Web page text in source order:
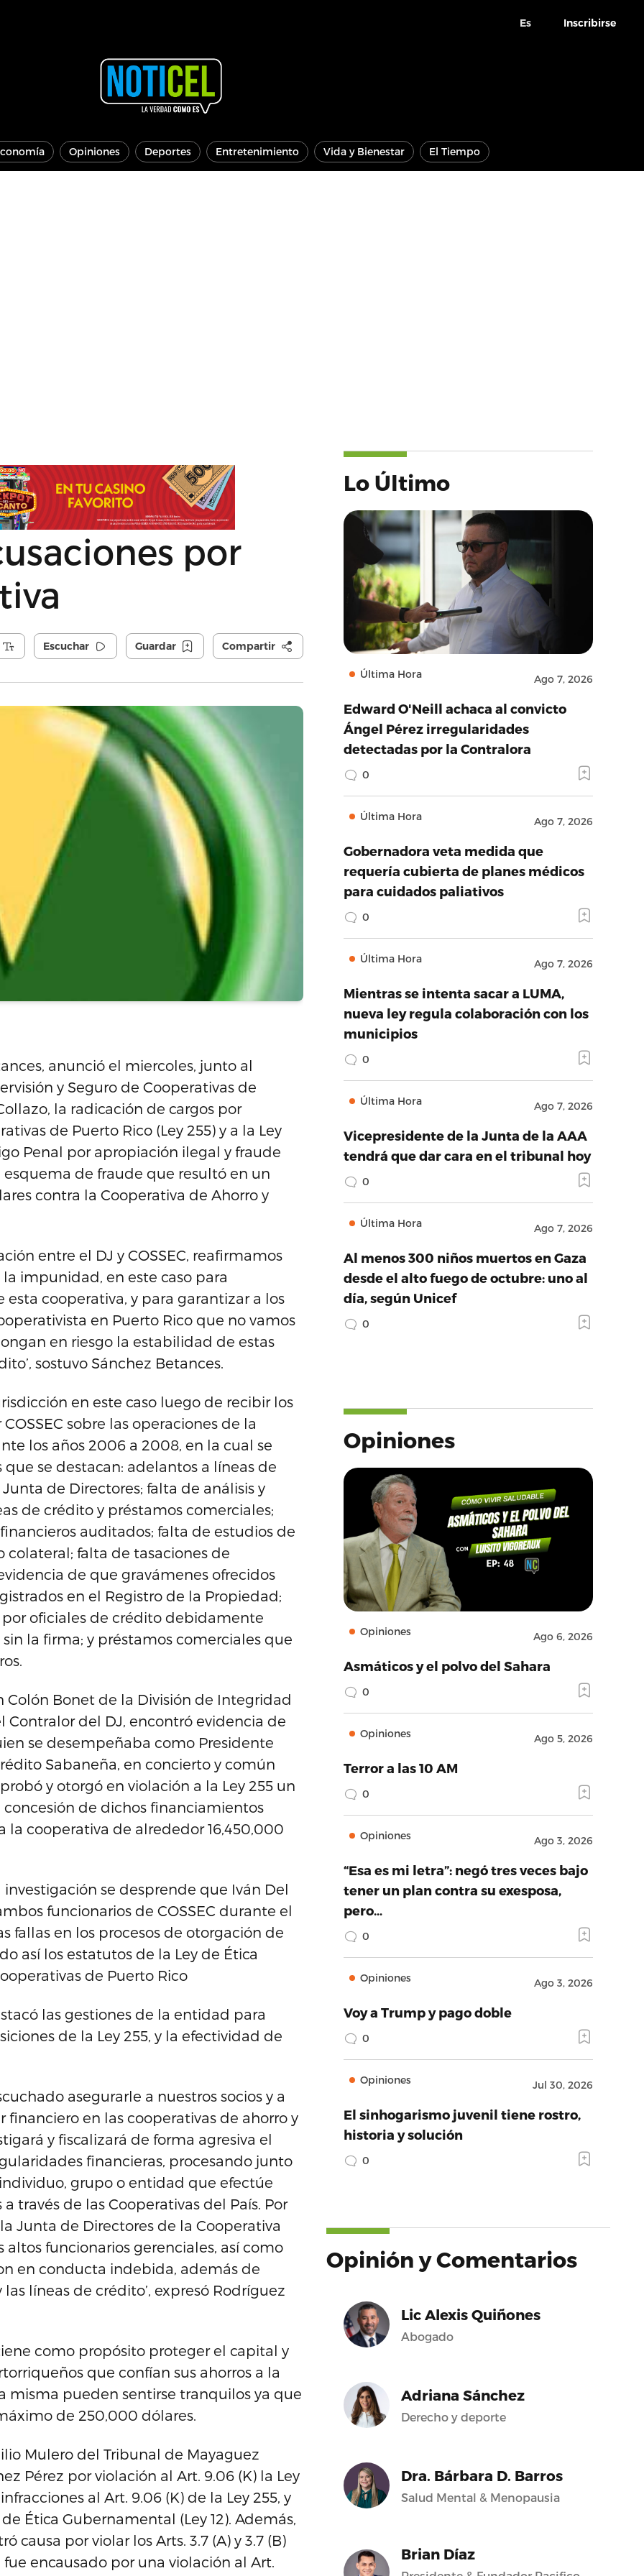
Es Inscribirse
Opiniones Deportes Entretenimiento Vida y Bienestar El Tiempo
por
Escuchar Guardar Compartir
anunció el miercoles, junto al
y Seguro de Cooperativas de
la radicación de cargos por
de Puerto Rico (Ley 255) y a la Ley
Penal por apropiación ilegal y fraude
de fraude que resultó en un
contra la Cooperativa de Ahorro y
entre el DJ y COSSEC, reafirmamos
impunidad, en este caso para
esta cooperativa, y para garantizar a los
en Puerto Rico que no vamos
en riesgo la estabilidad de estas
sostuvo Sánchez Betances.
en este caso luego de recibir los
sobre las operaciones de la
los años 2006 a 2008, en la cual se
se destacan: adelantos a líneas de
de Directores; falta de análisis y
de crédito y préstamos comerciales;
auditados; falta de estudios de
falta de tasaciones de
de que gravámenes ofrecidos
en el Registro de la Propiedad;
oficiales de crédito debidamente
la firma; y préstamos comerciales que
Colón Bonet de la División de Integridad
Contralor del DJ, encontró evidencia de
se desempeñaba como Presidente
Sabaneña, en concierto y común
y otorgó en violación a la Ley 255 un
concesión de dichos financiamientos
cooperativa de alrededor 16,450,000
se desprende que Iván Del
funcionarios de COSSEC durante el
en los procesos de otorgación de
así los estatutos de la Ley de Ética
de Puerto Rico
las gestiones de la entidad para
de la Ley 255, y la efectividad de
asegurarle a nuestros socios y a
en las cooperativas de ahorro y
y fiscalizará de forma agresiva el
financieras, procesando junto
grupo o entidad que efectúe
través de las Cooperativas del País. Por
Junta de Directores de la Cooperativa
funcionarios gerenciales, así como
en conducta indebida, además de
líneas de crédito’, expresó Rodríguez
como propósito proteger el capital y
que confían sus ahorros a la
misma pueden sentirse tranquilos ya que
de 250,000 dólares.
Mulero del Tribunal de Mayaguez
Pérez por violación al Art. 9.06 (K) la Ley
al Art. 9.06 (K) de la Ley 255, y
Ética Gubernamental (Ley 12). Además,
por violar los Arts. 3.7 (A) y 3.7 (B)
encausado por una violación al Art.
Lo Último
Última Hora Ago 7, 2026
Edward O'Neill achaca al convicto
Ángel Pérez irregularidades
detectadas por la Contralora
0
Última Hora Ago 7, 2026
Gobernadora veta medida que
requería cubierta de planes médicos
para cuidados paliativos
0
Última Hora Ago 7, 2026
Mientras se intenta sacar a LUMA,
nueva ley regula colaboración con los
municipios
0
Última Hora Ago 7, 2026
Vicepresidente de la Junta de la AAA
tendrá que dar cara en el tribunal hoy
0
Última Hora Ago 7, 2026
Al menos 300 niños muertos en Gaza
desde el alto fuego de octubre: uno al
día, según Unicef
0
Opiniones
Opiniones Ago 6, 2026
Asmáticos y el polvo del Sahara
0
Opiniones Ago 5, 2026
Terror a las 10 AM
0
Opiniones Ago 3, 2026
“Esa es mi letra”: negó tres veces bajo
tener un plan contra su exesposa,
pero…
0
Opiniones Ago 3, 2026
Voy a Trump y pago doble
0
Opiniones Jul 30, 2026
El sinhogarismo juvenil tiene rostro,
historia y solución
0
Opinión y Comentarios
Lic Alexis Quiñones
Abogado
Adriana Sánchez
Derecho y deporte
Dra. Bárbara D. Barros
Salud Mental & Menopausia
Brian Díaz